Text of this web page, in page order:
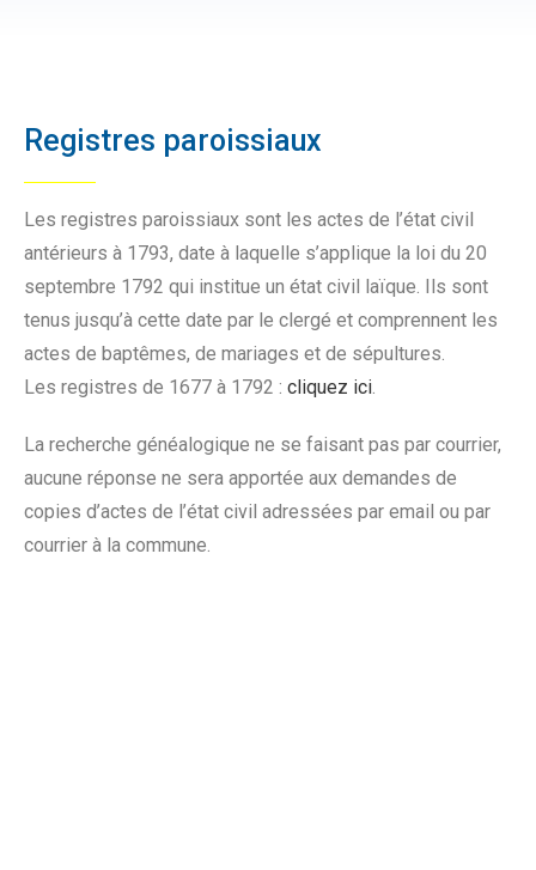
Registres paroissiaux
Les registres paroissiaux sont les actes de l’état civil
antérieurs à 1793, date à laquelle s’applique la loi du 20
septembre 1792 qui institue un état civil laïque. Ils sont
tenus jusqu’à cette date par le clergé et comprennent les
actes de baptêmes, de mariages et de sépultures.
Les registres de 1677 à 1792 : cliquez ici.
La recherche généalogique ne se faisant pas par courrier,
aucune réponse ne sera apportée aux demandes de
copies d’actes de l’état civil adressées par email ou par
courrier à la commune.